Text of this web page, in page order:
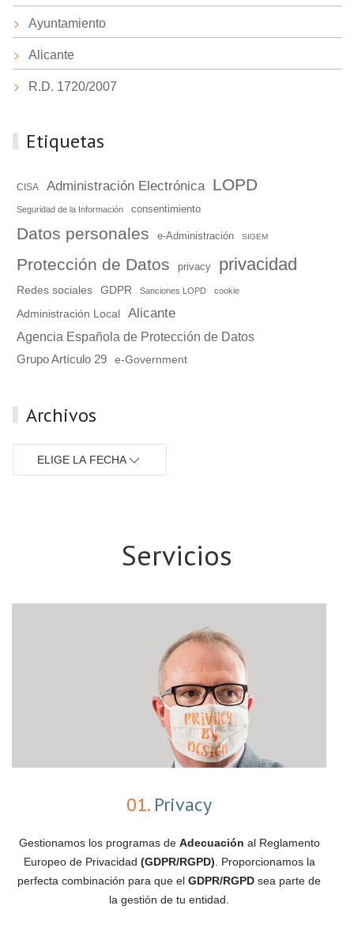
Ayuntamiento
Alicante
R.D. 1720/2007
Etiquetas
CISA Administración Electrónica LOPD
Seguridad de la Información consentimiento
Datos personales e-Administración SIGEM
Protección de Datos privacy privacidad
Redes sociales GDPR Sanciones LOPD cookie
Administración Local Alicante
Agencia Española de Protección de Datos
Grupo Artículo 29
e-Government
Archivos
ELIGE LA FECHA
Servicios
01.Privacy
Gestionamos los programas de Adecuación al Reglamento
Europeo de Privacidad (GDPR/RGPD). Proporcionamos la
perfecta combinación para que el GDPR/RGPD sea parte de
la gestión de tu entidad.